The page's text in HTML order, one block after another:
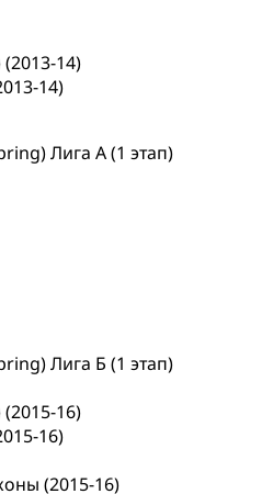
14)
Лига А (1 этап)
Лига Б (1 этап)
16)